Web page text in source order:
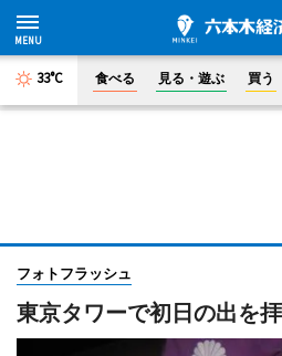
33°C 食べる 見る・遊ぶ 買う
フォトフラッシュ
東京タワーで初日の出を